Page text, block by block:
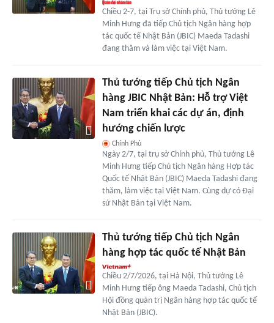
Chiều 2-7, tại Trụ sở Chính phủ, Thủ tướng Lê
Minh Hưng đã tiếp Chủ tịch Ngân hàng hợp
tác quốc tế Nhật Bản (JBIC) Maeda Tadashi
đang thăm và làm việc tại Việt Nam.
Thủ tướng tiếp Chủ tịch Ngân
hàng JBIC Nhật Bản: Hỗ trợ Việt
Nam triển khai các dự án, định
hướng chiến lược
Chính Phủ
Ngày 2/7, tại trụ sở Chính phủ, Thủ tướng Lê
Minh Hưng tiếp Chủ tịch Ngân hàng Hợp tác
Quốc tế Nhật Bản (JBIC) Maeda Tadashi đang
thăm, làm việc tại Việt Nam. Cùng dự có Đại
sứ Nhật Bản tại Việt Nam.
Thủ tướng tiếp Chủ tịch Ngân
hàng hợp tác quốc tế Nhật Bản
Chiều 2/7/2026, tại Hà Nội, Thủ tướng Lê
Minh Hưng tiếp ông Maeda Tadashi, Chủ tịch
Hội đồng quản trị Ngân hàng hợp tác quốc tế
Nhật Bản (JBIC).